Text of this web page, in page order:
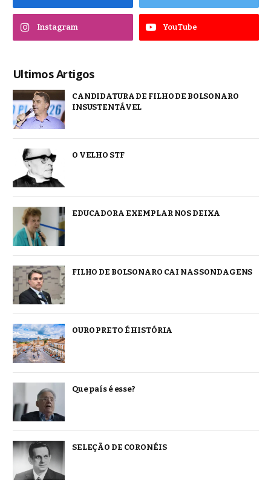
Instagram YouTube
Ultimos Artigos
CANDIDATURA DE FILHO DE BOLSONARO
INSUSTENTÁVEL
O VELHO STF
EDUCADORA EXEMPLAR NOS DEIXA
FILHO DE BOLSONARO CAI NAS SONDAGENS
OURO PRETO É HISTÓRIA
Que país é esse?
SELEÇÃO DE CORONÉIS